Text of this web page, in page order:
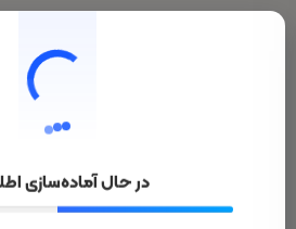
تاریخ ورود
در حال آماده‌سازی